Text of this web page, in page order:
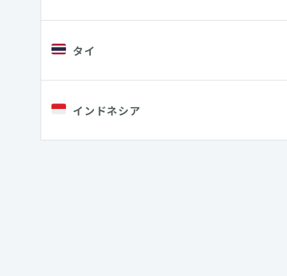
タイ
インドネシア